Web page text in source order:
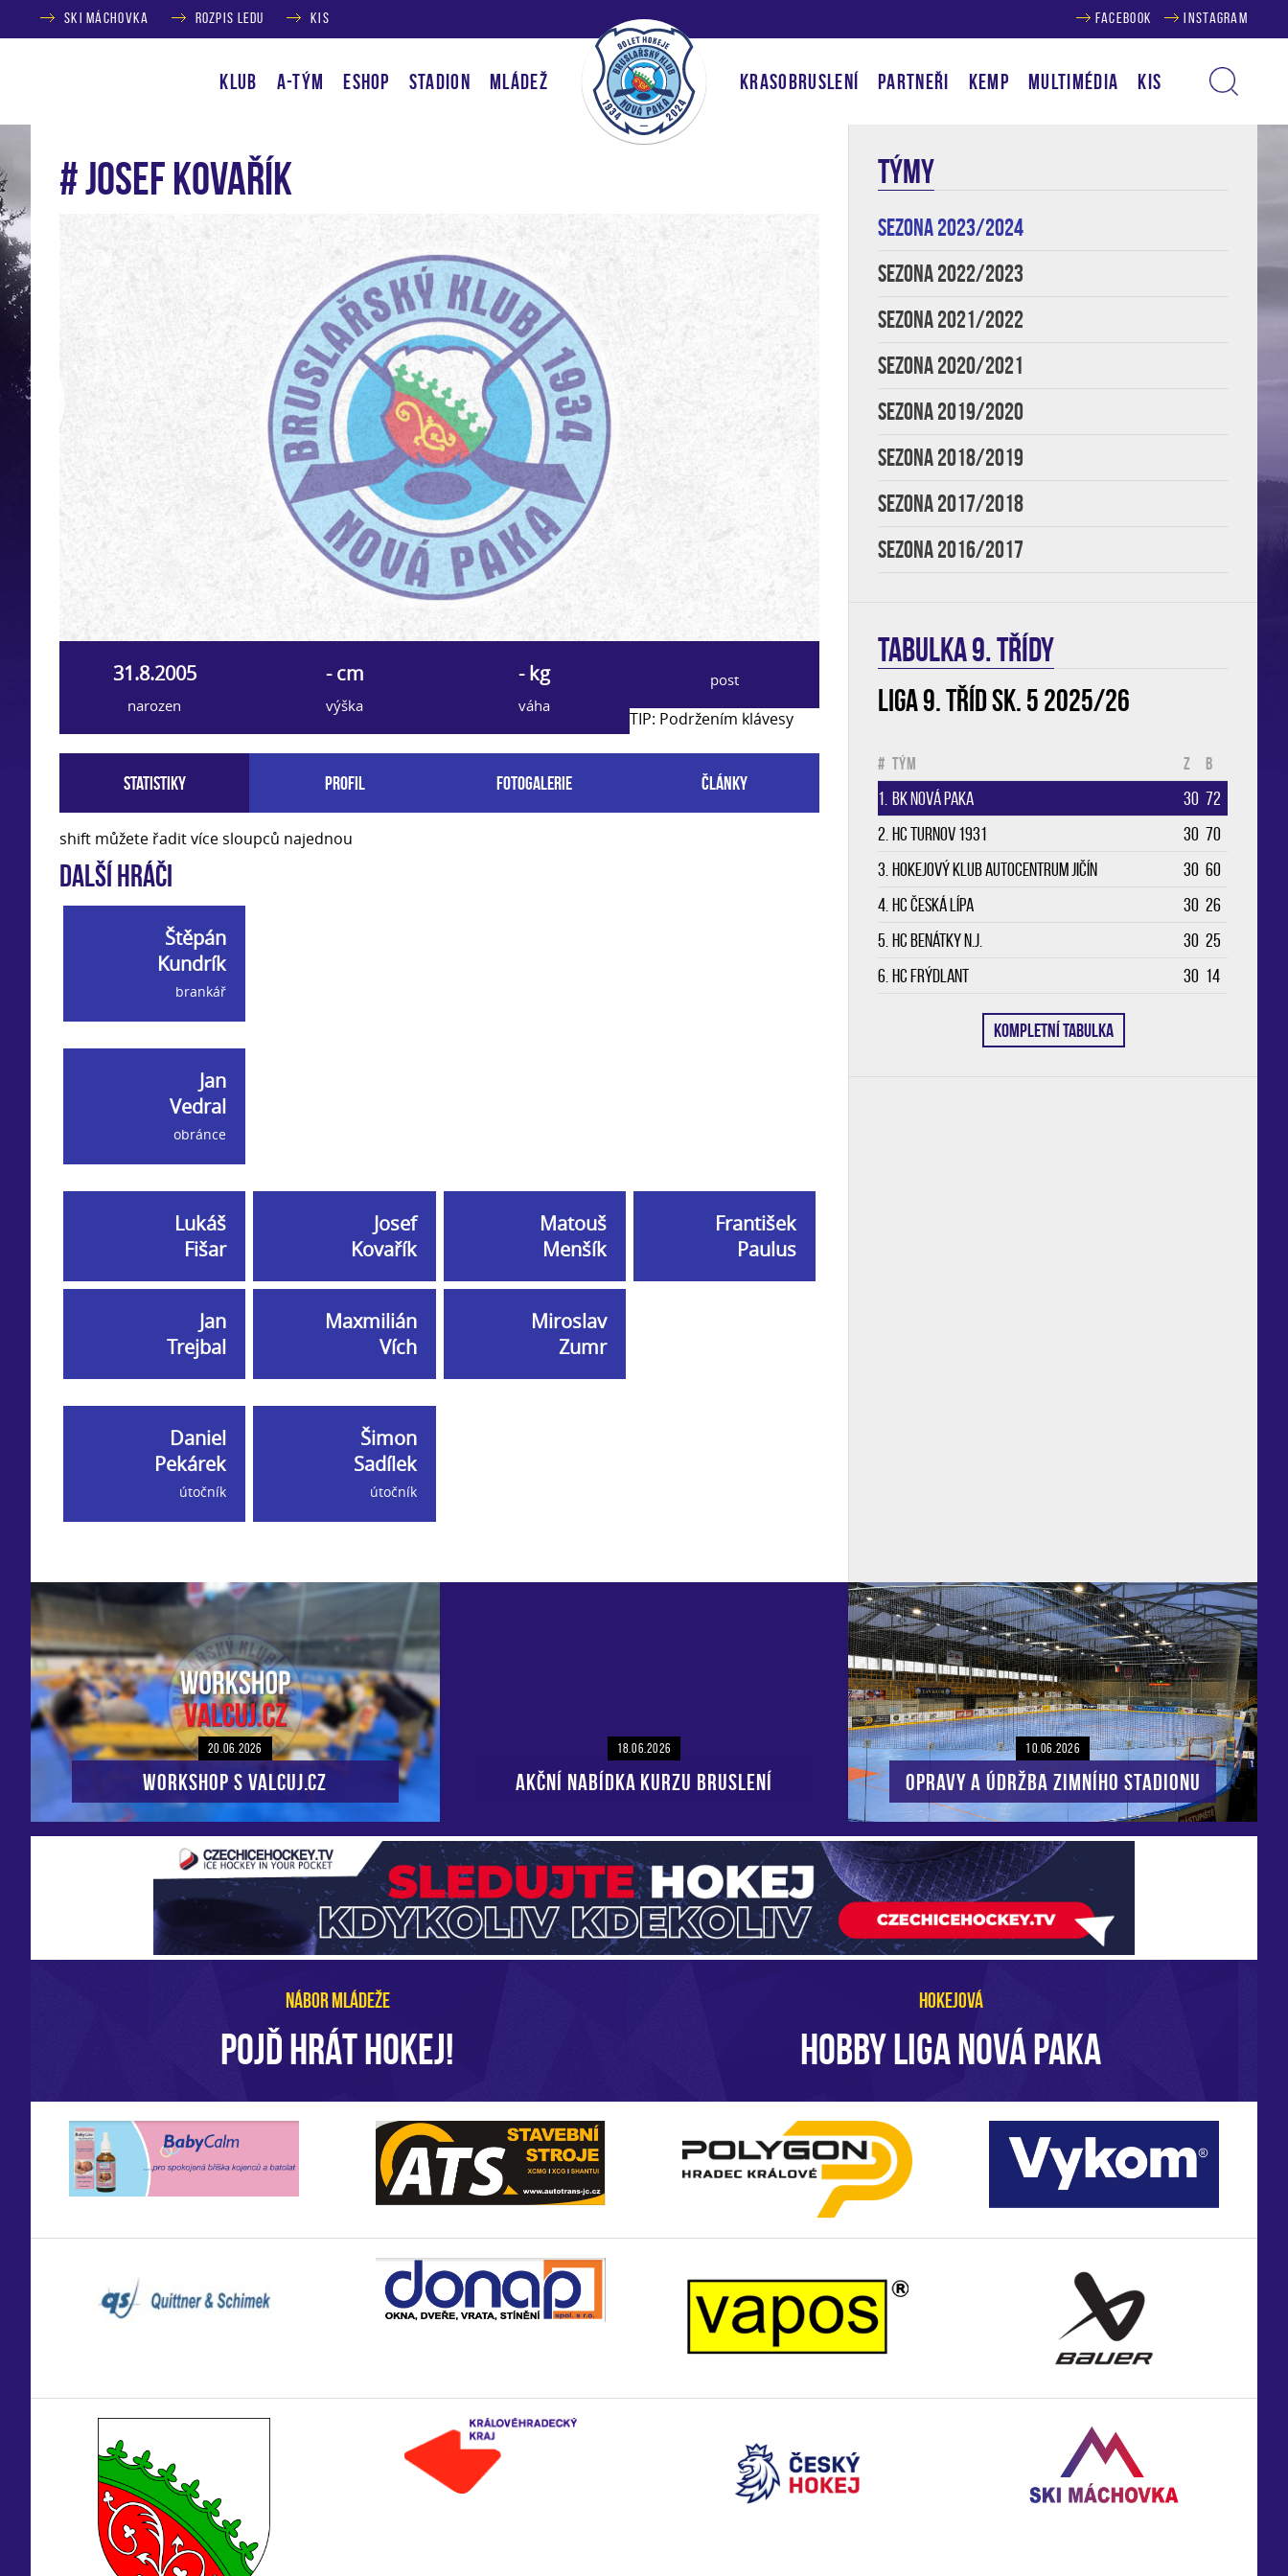
SKI MÁCHOVKA ROZPIS LEDU KIS FACEBOOK INSTAGRAM
KLUB A-TÝM ESHOP STADION MLÁDEŽ KRASOBRUSLENÍ PARTNEŘI KEMP MULTIMÉDIA KIS
# Josef Kovařík
31.8.2005
narozen
- cm
výška
- kg
váha
post
Statistiky Profil Fotogalerie Články
TIP: Podržením klávesy
shift můžete řadit více sloupců najednou
Další hráči
Štěpán
Kundrík
brankář
Jan
Vedral
obránce
Lukáš
Fišar
Josef
Kovařík
Matouš
Menšík
František
Paulus
Jan
Trejbal
Maxmilián
Vích
Miroslav
Zumr
Daniel
Pekárek
útočník
Šimon
Sadílek
útočník
TÝMY
SEZONA 2023/2024
SEZONA 2022/2023
SEZONA 2021/2022
SEZONA 2020/2021
SEZONA 2019/2020
SEZONA 2018/2019
SEZONA 2017/2018
SEZONA 2016/2017
TABULKA 9. třídy
Liga 9. tříd sk. 5 2025/26
# Tým Z B
1. BK Nová Paka 30 72
2. HC Turnov 1931 30 70
3. Hokejový klub Autocentrum Jičín 30 60
4. HC Česká Lípa 30 26
5. HC Benátky n.J. 30 25
6. HC Frýdlant 30 14
KOMPLETNÍ TABULKA
20.06.2026
Workshop s VALCUJ.CZ
18.06.2026
AKČNÍ NABÍDKA KURZU BRUSLENÍ
10.06.2026
Opravy a údržba zimního stadionu
NÁBOR MLÁDEŽE
POJĎ HRÁT HOKEJ!
HOKEJOVÁ
HOBBY LIGA NOVÁ PAKA